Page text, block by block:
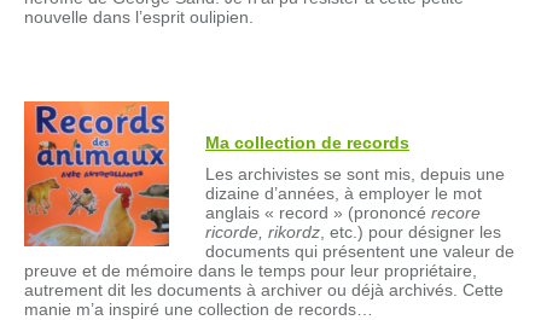
nouvelle dans l’esprit oulipien.
Ma collection de records
Les archivistes se sont mis, depuis une
dizaine d’années, à employer le mot
anglais « record » (prononcé recore
ricorde, rikordz , etc.) pour désigner les
documents qui présentent une valeur de
preuve et de mémoire dans le temps pour leur propriétaire,
autrement dit les documents à archiver ou déjà archivés. Cette
manie m’a inspiré une collection de records…